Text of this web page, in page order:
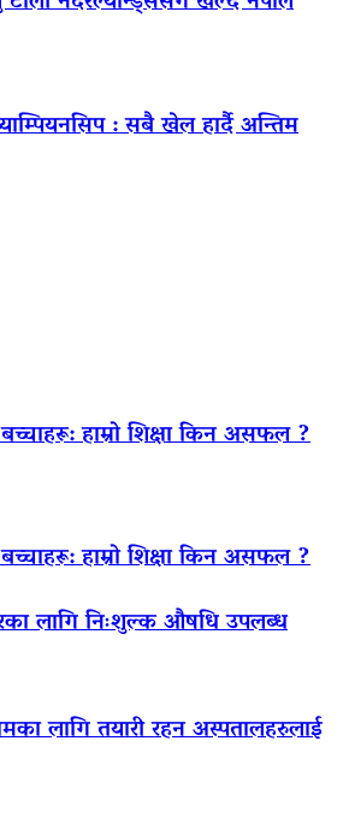
: सबै खेल हार्दै अन्तिम
हाम्रो शिक्षा किन असफल ?
हाम्रो शिक्षा किन असफल ?
लागि निःशुल्क औषधि उपलब्ध
लागि तयारी रहन अस्पतालहरुलाई